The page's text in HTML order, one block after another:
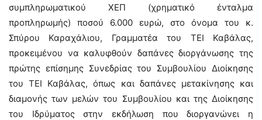
συμπληρωματικού ΧΕΠ (χρηματικό ένταλμα
προπληρωμής) ποσού 6.000 ευρώ, στο όνομα του κ.
Σπύρου Καραχάλιου, Γραμματέα του ΤΕΙ Καβάλας,
προκειμένου να καλυφθούν δαπάνες διοργάνωσης της
πρώτης επίσημης Συνεδρίας του Συμβουλίου Διοίκησης
του ΤΕΙ Καβάλας, όπως και δαπάνες μετακίνησης και
διαμονής των μελών του Συμβουλίου και της Διοίκησης
του Ιδρύματος στην εκδήλωση που διοργανώνει η